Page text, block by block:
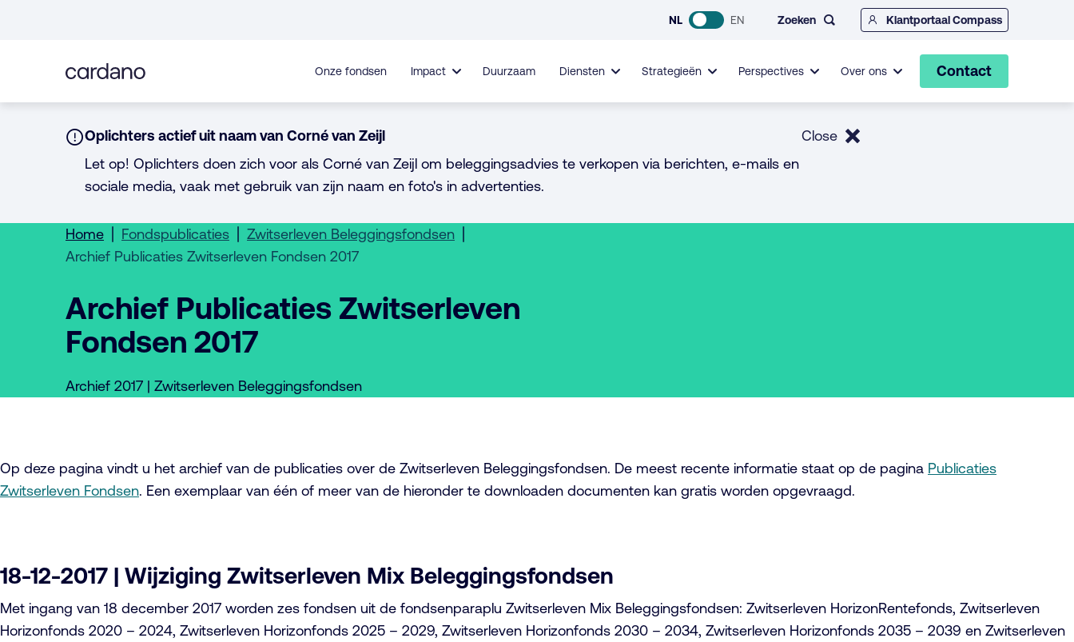
inhoud
NL EN Zoeken Klantportaal Compass
Onze fondsen Impact Duurzaam Diensten Strategieën Perspectives Over ons Contact
Notice:
Oplichters actief uit naam van Corné van Zeijl
Let op! Oplichters doen zich voor als Corné van Zeijl om beleggingsadvies te verkopen via berichten, e-mails en
sociale media, vaak met gebruik van zijn naam en foto's in advertenties.
Close
Home Fondspublicaties
Zwitserleven Beleggingsfondsen
Archief Publicaties Zwitserleven Fondsen 2017
Archief Publicaties Zwitserleven
Fondsen 2017
Archief 2017 | Zwitserleven Beleggingsfondsen
Op deze pagina vindt u het archief van de publicaties over de Zwitserleven Beleggingsfondsen. De meest recente informatie staat op de pagina Publicaties
Zwitserleven Fondsen. Een exemplaar van één of meer van de hieronder te downloaden documenten kan gratis worden opgevraagd.
18-12-2017 | Wijziging Zwitserleven Mix Beleggingsfondsen
Met ingang van 18 december 2017 worden zes fondsen uit de fondsenparaplu Zwitserleven Mix Beleggingsfondsen: Zwitserleven HorizonRentefonds, Zwitserleven
Horizonfonds 2020 – 2024, Zwitserleven Horizonfonds 2025 – 2029, Zwitserleven Horizonfonds 2030 – 2034, Zwitserleven Horizonfonds 2035 – 2039 en Zwitserleven